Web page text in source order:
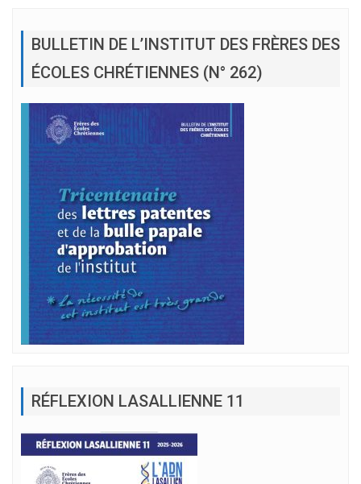
BULLETIN DE L’INSTITUT DES FRÈRES DES
ÉCOLES CHRÉTIENNES (N° 262)
RÉFLEXION LASALLIENNE 11